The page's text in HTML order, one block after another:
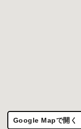
Google Mapで開く